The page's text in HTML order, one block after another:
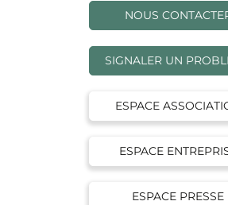
NOUS
SIGNALER UN
ESPACE
ESPACE
ESPACE PRESSE